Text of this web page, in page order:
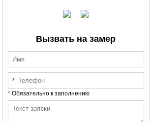
Вызвать на замер
Обязательно к заполнению